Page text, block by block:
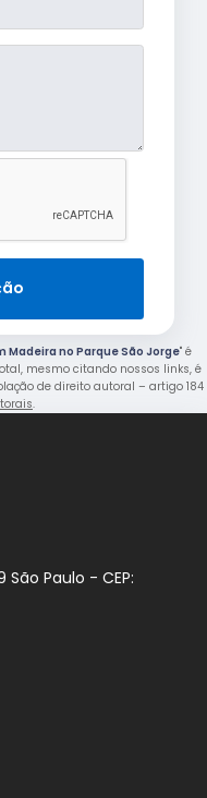
Madeira no Parque São Jorge" é
mesmo citando nossos links, é
de direito autoral – artigo 184
.
Paulo - CEP: